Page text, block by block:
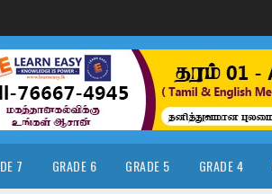
7 GRADE 6 GRADE 5 GRADE 4